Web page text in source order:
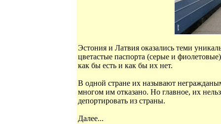
Эстония и Латвия оказались теми
цветастые паспорта (серые и
как бы есть и как бы их нет.
В одной стране их называют
многом им отказано. Но главное, их
депортировать из страны.
Далее...